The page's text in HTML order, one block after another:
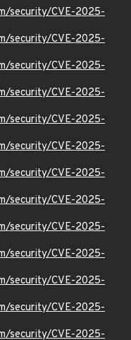
security/CVE-2025-
security/CVE-2025-
security/CVE-2025-
security/CVE-2025-
security/CVE-2025-
security/CVE-2025-
security/CVE-2025-
security/CVE-2025-
security/CVE-2025-
security/CVE-2025-
security/CVE-2025-
security/CVE-2025-
security/CVE-2025-